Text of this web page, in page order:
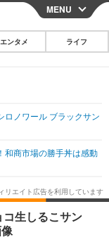
CLOSE
その他
韓国・芸能
スポーツ
グルメ
ショッピング
MENU
エンタメ ライフ
ロノワール ブラックサン
和商市場の勝手丼は感動
生しるこサン